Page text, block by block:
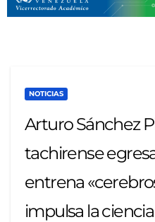
NOTICIAS
Arturo Sánchez
tachirense
entrena
impulsa la